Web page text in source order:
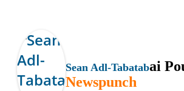
Sean Adl-TabatabAi
Newspunch